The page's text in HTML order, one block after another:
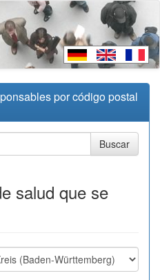
por código postal
salud que se